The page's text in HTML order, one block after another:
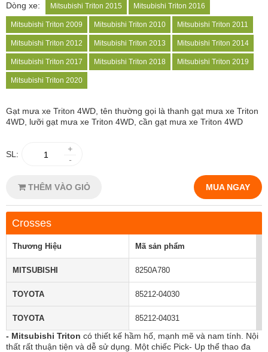
Dòng xe: Mitsubishi Triton 2015 Mitsubishi Triton 2016
Mitsubishi Triton 2009 Mitsubishi Triton 2010 Mitsubishi Triton 2011
Mitsubishi Triton 2012 Mitsubishi Triton 2013 Mitsubishi Triton 2014
Mitsubishi Triton 2017 Mitsubishi Triton 2018 Mitsubishi Triton 2019
Mitsubishi Triton 2020
Gạt mưa xe Triton 4WD, tên thường gọi là thanh gạt mưa xe Triton
4WD, lưỡi gạt mưa xe Triton 4WD, cần gạt mưa xe Triton 4WD
SL:
+
-
THÊM VÀO GIỎ MUA NGAY
Crosses
Thương Hiệu Mã sản phẩm
MITSUBISHI 8250A780
TOYOTA 85212-04030
TOYOTA 85212-04031
- Mitsubishi Triton có thiết kế hầm hố, mạnh mẽ và nam tính. Nội
thất rất thuận tiện và dễ sử dụng. Một chiếc Pick- Up thể thao đa